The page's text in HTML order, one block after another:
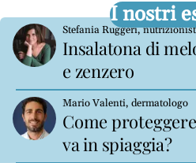
I nostri
Insalatona di
e zenzero
Stefania Ruggeri,
Come
va in spiaggia?
Mario Valenti, dermatologo